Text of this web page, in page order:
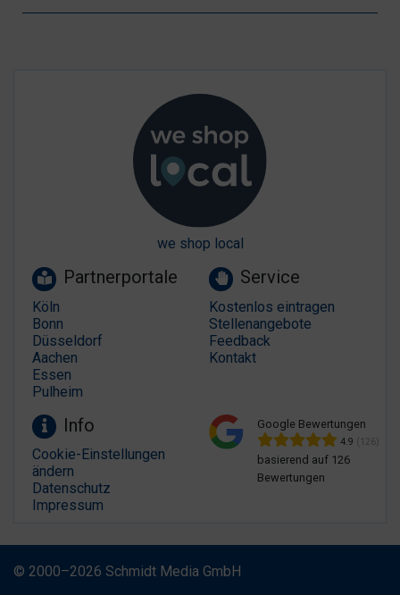
we shop local
Partnerportale
Köln
Bonn
Düsseldorf
Aachen
Essen
Pulheim
Service
Kostenlos eintragen
Stellenangebote
Feedback
Kontakt
Info
Cookie-Einstellungen
ändern
Datenschutz
Impressum
Google Bewertungen
4.9 (126)
basierend auf 126
Bewertungen
© 2000–2026 Schmidt Media GmbH